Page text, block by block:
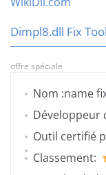
Dimpl8.dll Fix
offre spéciale
Nom :name
Développeur
Outil certifié
Classement: